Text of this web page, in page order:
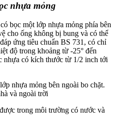
nhựa mỏng
bọc một lớp nhựa mỏng phía bên
cho ống không bị bung và có thể
ứng tiêu chuẩn BS 731, có chỉ
độ trong khoảng từ -25° đến
nhựa có kích thước từ 1/2 inch tới
nhựa mỏng bên ngoài bo chặt.
và ngoài trời
trong môi trường có nước và